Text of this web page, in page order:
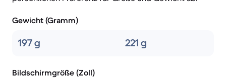
Gewicht (Gramm)
197 g 221 g
Bildschirmgröße (Zoll)